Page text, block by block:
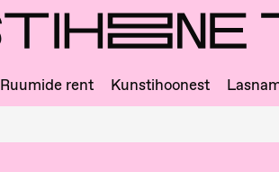
Ruumide rent Kunstihoonest